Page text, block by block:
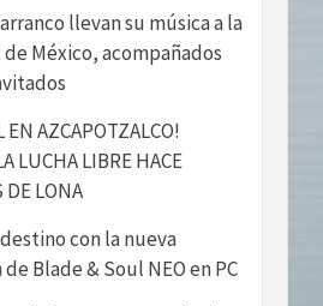
llevan su música a la
de México, acompañados
EN AZCAPOTZALCO!
LUCHA LIBRE HACE
DE LONA
con la nueva
Blade & Soul NEO en PC